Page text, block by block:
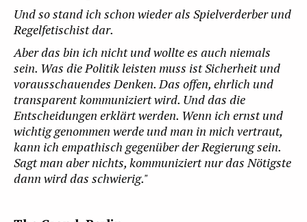
Und so stand ich schon wieder als Spielverderber und
Regelfetischist dar.
Aber das bin ich nicht und wollte es auch niemals
sein. Was die Politik leisten muss ist Sicherheit und
vorausschauendes Denken. Das offen, ehrlich und
transparent kommuniziert wird. Und das die
Entscheidungen erklärt werden. Wenn ich ernst und
wichtig genommen werde und man in mich vertraut,
kann ich empathisch gegenüber der Regierung sein.
Sagt man aber nichts, kommuniziert nur das Nötigste
dann wird das schwierig."